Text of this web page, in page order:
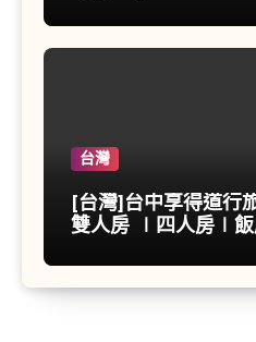
台灣
[台灣]台中享得道行
雙人房 ∣四人房∣飯